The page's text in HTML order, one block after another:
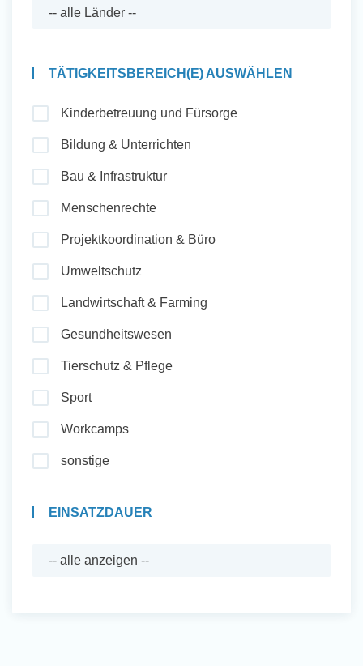
Auslandserfahrung Sammeln
Initiativbewerbung
TÄTIGKEITSBEREICH(E) AUSWÄHLEN
Kinderbetreuung und Fürsorge
Bildung & Unterrichten
Bau & Infrastruktur
Menschenrechte
Projektkoordination & Büro
Umweltschutz
Landwirtschaft & Farming
Gesundheitswesen
Tierschutz & Pflege
Sport
Workcamps
sonstige
EINSATZDAUER